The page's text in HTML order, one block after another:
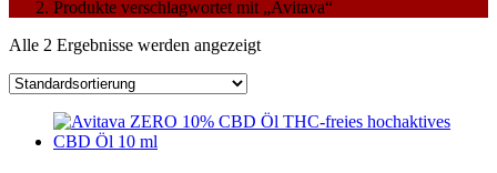
Produkte verschlagwortet mit „Avitava“
Alle 2 Ergebnisse werden angezeigt